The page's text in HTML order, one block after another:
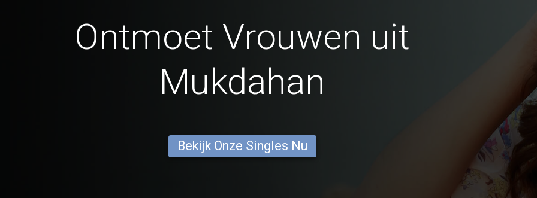
Ontmoet Vrouwen uit
Mukdahan
Bekijk Onze Singles Nu